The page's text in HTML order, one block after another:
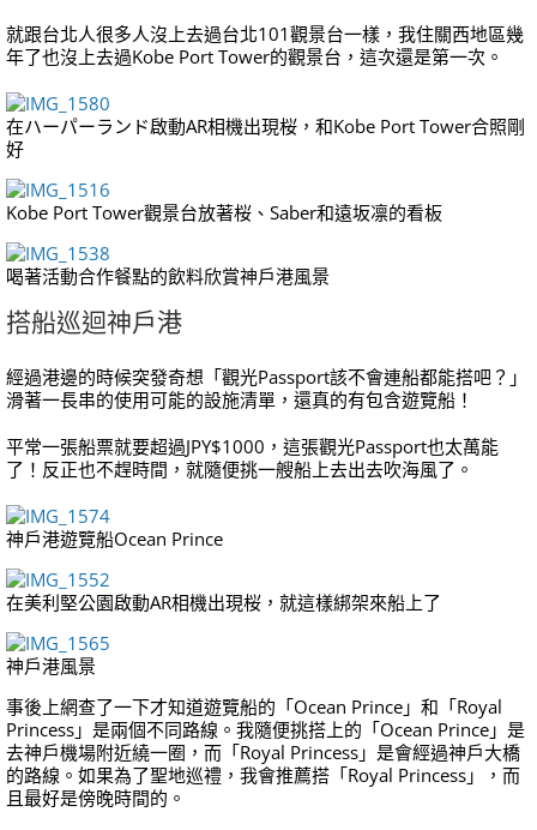
就跟台北人很多人沒上去過台北101觀景台一樣，我住關西地區幾
年了也沒上去過Kobe Port Tower的觀景台，這次還是第一次。
在ハーパーランド啟動AR相機出現桜，和Kobe Port Tower合照剛
好
Kobe Port Tower觀景台放著桜、Saber和遠坂凛的看板
喝著活動合作餐點的飲料欣賞神戶港風景
搭船巡迴神戶港
經過港邊的時候突發奇想「觀光Passport該不會連船都能搭吧？」
滑著一長串的使用可能的設施清單，還真的有包含遊覽船！
平常一張船票就要超過JPY$1000，這張觀光Passport也太萬能
了！反正也不趕時間，就隨便挑一艘船上去出去吹海風了。
神戶港遊覽船Ocean Prince
在美利堅公園啟動AR相機出現桜，就這樣綁架來船上了
神戶港風景
事後上網查了一下才知道遊覽船的「Ocean Prince」和「Royal
Princess」是兩個不同路線。我隨便挑搭上的「Ocean Prince」是
去神戶機場附近繞一圈，而「Royal Princess」是會經過神戶大橋
的路線。如果為了聖地巡禮，我會推薦搭「Royal Princess」，而
且最好是傍晚時間的。